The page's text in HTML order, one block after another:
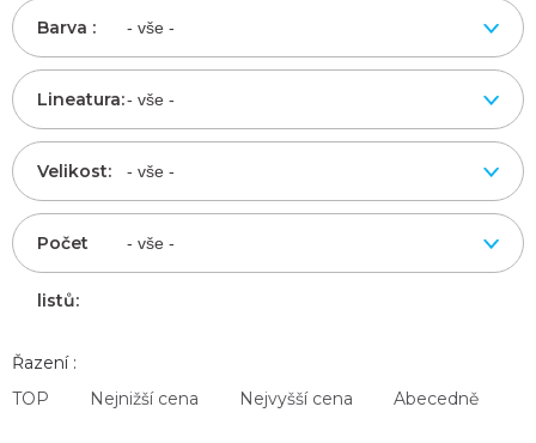
Barva :
Lineatura:
Velikost:
Počet
listů:
Řazení :
TOP
Nejnižší cena Nejvyšší cena Abecedně